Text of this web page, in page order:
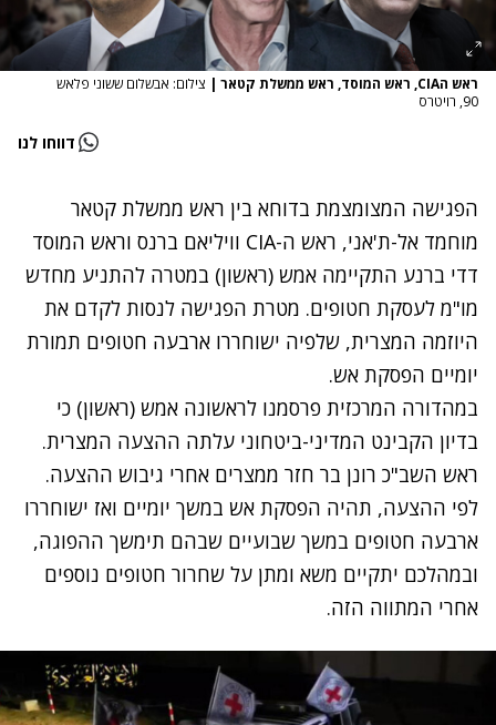
ראש הCIA, ראש המוסד, ראש ממשלת קטאר | צילום: אבשלום ששוני פלאש
90, רויטרס
דווחו לנו
הפגישה המצומצמת בדוחא בין ראש ממשלת קטאר
מוחמד אל-ת'אני, ראש ה-CIA וויליאם ברנס וראש המוסד
דדי ברנע התקיימה אמש (ראשון) במטרה להתניע מחדש
מו"מ לעסקת חטופים. מטרת הפגישה לנסות לקדם את
היוזמה המצרית, שלפיה ישוחררו ארבעה חטופים תמורת
יומיים הפסקת אש.
במהדורה המרכזית פרסמנו לראשונה אמש (ראשון) כי
בדיון הקבינט המדיני-ביטחוני עלתה ההצעה המצרית.
ראש השב"כ רונן בר חזר ממצרים אחרי גיבוש ההצעה.
לפי ההצעה, תהיה הפסקת אש במשך יומיים ואז ישוחררו
ארבעה חטופים במשך שבועיים שבהם תימשך ההפוגה,
ובמהלכם יתקיים משא ומתן על שחרור חטופים נוספים
אחרי המתווה הזה.
נתקלנו בבעיה
נסה שוב